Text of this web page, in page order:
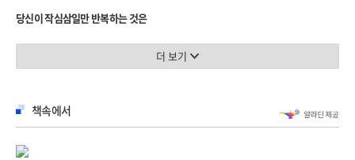
- 가장 절실하게 바꾸고 싶은 것은 무엇인가?
무엇이 중요한가 1: 돈
무엇이 중요한가 2: 인간관계
무엇이 중요한가 3: 건강
당신이 작심삼일만 반복하는 것은
새해 결심을 지키지 못한 모든 사람을 위한 필독서!
밝혀낸 습관의 과학! 이 책은 굳은 결심이나 동기부여로 행동을 변화시킬 수 있다는
기존의 상식을 뒤엎는다. 계획한 일을 꾸준히 하지 못하고 사소한 습관을 고치지
못하는 것은 의지의 문제가 아니다. 습관을 만드는 과학적인 ‘방법’을 알면 누구나
더 보기
책속에서